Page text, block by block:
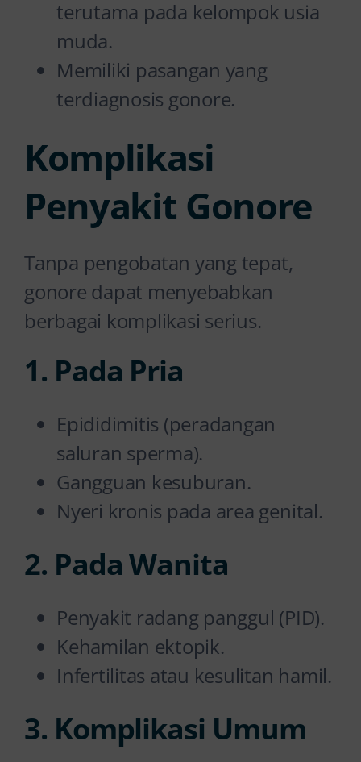
terutama pada kelompok usia
muda.
Memiliki pasangan yang
terdiagnosis gonore.
Komplikasi
Penyakit Gonore
Tanpa pengobatan yang tepat,
gonore dapat menyebabkan
berbagai komplikasi serius.
1. Pada Pria
Epididimitis (peradangan
saluran sperma).
Gangguan kesuburan.
Nyeri kronis pada area genital.
2. Pada Wanita
Penyakit radang panggul (PID).
Kehamilan ektopik.
Infertilitas atau kesulitan hamil.
3. Komplikasi Umum